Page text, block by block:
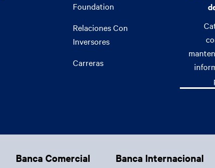
Foundation
Relaciones Con
Inversores
Carreras
Banca Comercial Banca Internacional